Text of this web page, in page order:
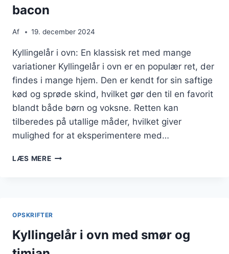
bacon
Af 19. december 2024
Kyllingelår i ovn: En klassisk ret med mange
variationer Kyllingelår i ovn er en populær ret, der
findes i mange hjem. Den er kendt for sin saftige
kød og sprøde skind, hvilket gør den til en favorit
blandt både børn og voksne. Retten kan
tilberedes på utallige måder, hvilket giver
mulighed for at eksperimentere med…
LÆS MEREKYLLINGELÅR
OPSKRIFTER
Kyllingelår i ovn med smør og